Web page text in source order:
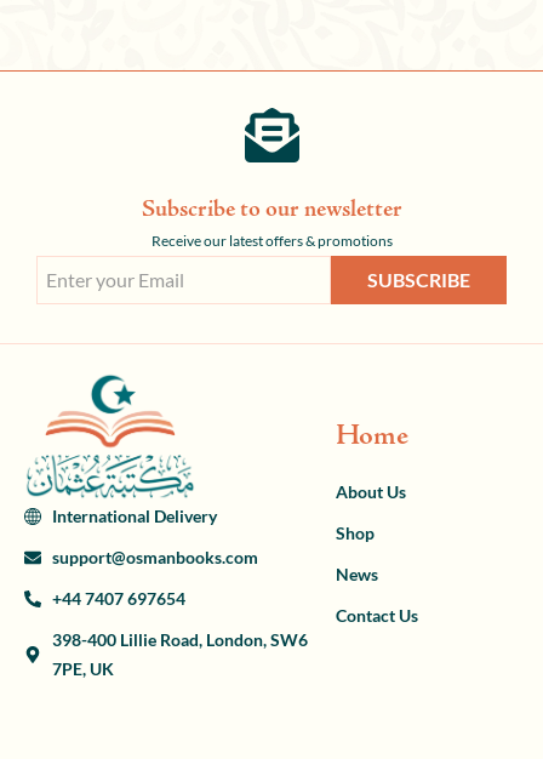
Subscribe to our newsletter
Receive our latest offers & promotions
SUBSCRIBE
International Delivery
support@osmanbooks.com
+44 7407 697654
398-400 Lillie Road, London, SW6
7PE, UK
Home
About Us
Shop
News
Contact Us